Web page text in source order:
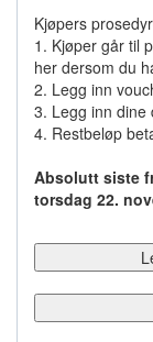
Kjøpers
1. Kjøper går til
her dersom du
2. Legg inn
3. Legg inn dine
4. Restbeløp
Absolutt siste
torsdag 22.